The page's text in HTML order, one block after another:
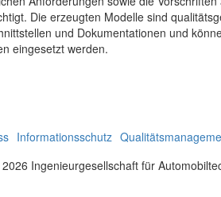
Die erzeugten Modelle sind
und Dokumentationen und
eingesetzt werden.
Informationsschutz
Ingenieurgesellschaft für